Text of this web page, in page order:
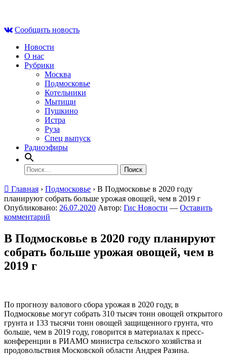
contentСообщить новость
Новости
О нас
Рубрики
Москва
Подмосковье
Котельники
Мытищи
Пушкино
Истра
Руза
Спец выпуск
Радиоэфиры
Найти:
Главная › Подмосковье › В Подмосковье в 2020 году
планируют собрать больше урожая овощей, чем в 2019 г
Опубликовано: 26.07.2020 Автор: Гис Новости — Оставить
комментарий
В Подмосковье в 2020 году планируют
собрать больше урожая овощей, чем в
2019 г
По прогнозу валового сбора урожая в 2020 году, в
Подмосковье могут собрать 310 тысяч тонн овощей открытого
грунта и 133 тысячи тонн овощей защищенного грунта, что
больше, чем в 2019 году, говорится в материалах к пресс-
конференции в РИАМО министра сельского хозяйства и
продовольствия Московской области Андрея Разина.